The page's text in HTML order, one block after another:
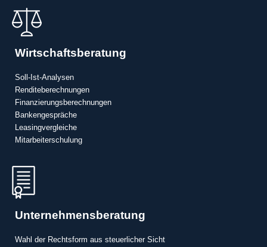
Wirtschaftsberatung
Soll-Ist-Analysen
Renditeberechnungen
Finanzierungsberechnungen
Bankengespräche
Leasingvergleiche
Mitarbeiterschulung
Unternehmensberatung
Wahl der Rechtsform aus steuerlicher Sicht